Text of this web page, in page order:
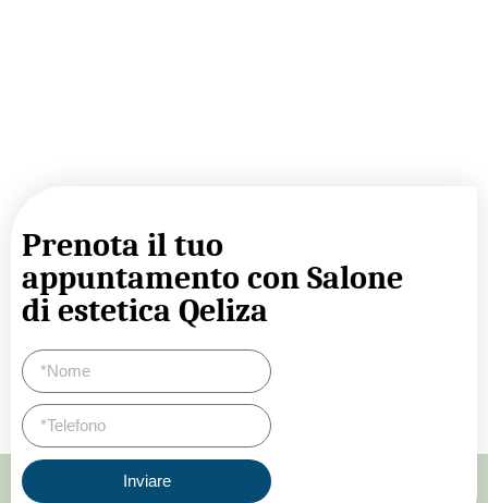
Prenota il tuo
appuntamento con Salone
di estetica Qeliza
Inviare